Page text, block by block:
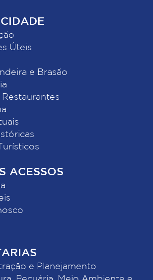
Úteis
e Brasão
ACESSOS
e Planejamento